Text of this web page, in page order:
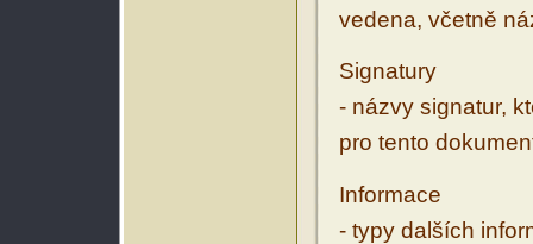
vedena, včetně
Signatury
- názvy signatur,
pro tento
Informace
- typy dalších